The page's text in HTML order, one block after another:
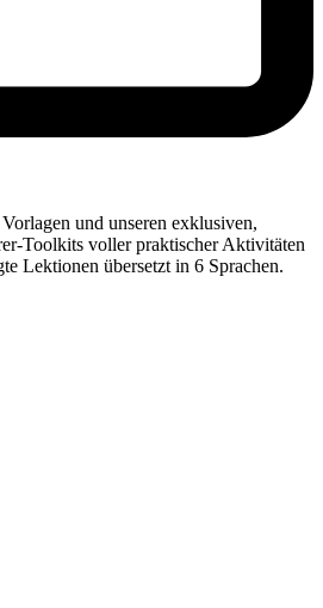
und unseren exklusiven,
Toolkits voller praktischer Aktivitäten
Lektionen übersetzt in 6 Sprachen.